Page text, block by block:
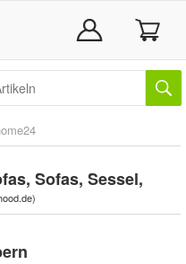
Sofas, Sessel,
)